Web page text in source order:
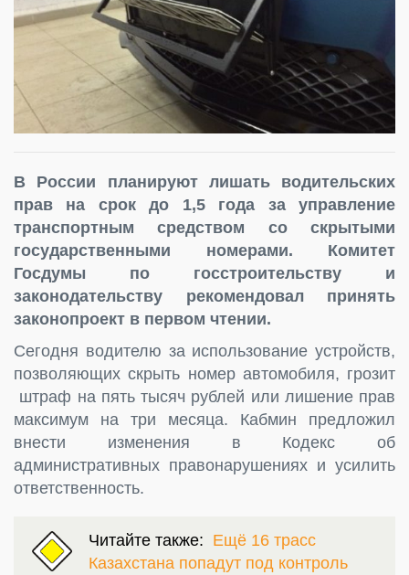
В России планируют лишать водительских
прав на срок до 1,5 года за управление
транспортным средством со скрытыми
государственными номерами. Комитет
Госдумы по госстроительству и
законодательству рекомендовал принять
законопроект в первом чтении.
Сегодня водителю за использование устройств,
позволяющих скрыть номер автомобиля, грозит
штраф на пять тысяч рублей или лишение прав
максимум на три месяца. Кабмин предложил
внести изменения в Кодекс об
административных правонарушениях и усилить
ответственность.
Читайте также: Ещё 16 трасс
Казахстана попадут под контроль